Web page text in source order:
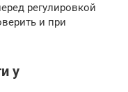
регулировкой
и при
у